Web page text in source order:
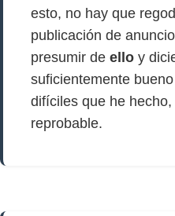
esto, no hay que
publicación de
presumir de ello y
suficientemente
difíciles que he
reprobable.